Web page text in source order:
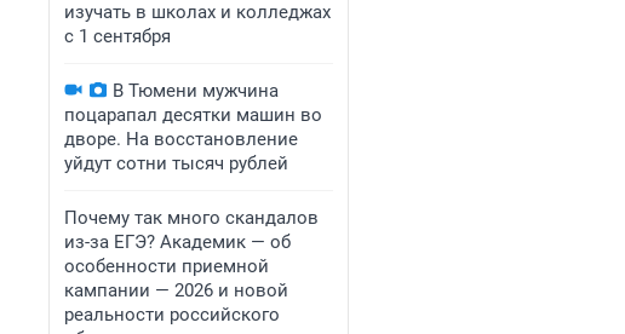
изучать в школах и колледжах
с 1 сентября
В Тюмени мужчина
поцарапал десятки машин во
дворе. На восстановление
уйдут сотни тысяч рублей
Почему так много скандалов
из-за ЕГЭ? Академик — об
особенности приемной
кампании — 2026 и новой
реальности российского